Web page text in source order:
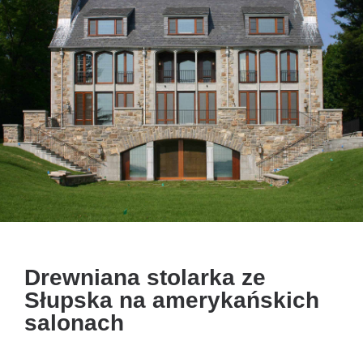
Drewniana stolarka ze
Słupska na amerykańskich
salonach